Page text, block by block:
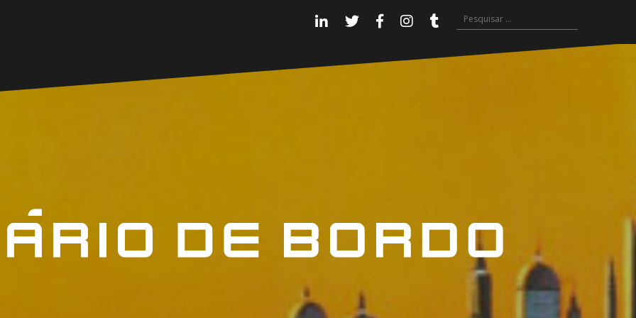
Twitter Instagram
Tumblr
Pesquisar
por: